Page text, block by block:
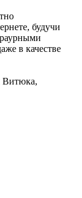
будучи
в качестве
Витюка,